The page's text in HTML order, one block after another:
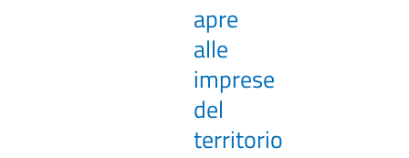
apre
alle
imprese
del
territorio